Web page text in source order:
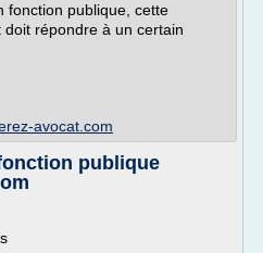
fonction publique, cette
répondre à un certain
avocat.com
publique